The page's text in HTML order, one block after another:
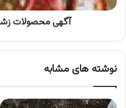
آگهی محصولات
نوشته های مشابه